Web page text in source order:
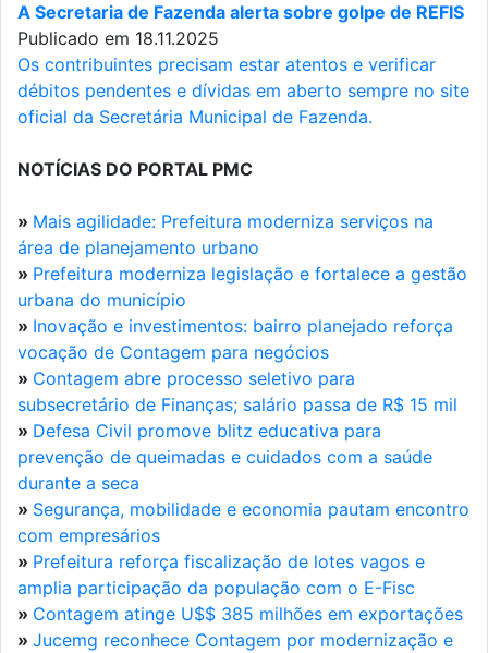
A Secretaria de Fazenda alerta sobre golpe de REFIS
Publicado em 18.11.2025
Os contribuintes precisam estar atentos e verificar
débitos pendentes e dívidas em aberto sempre no site
oficial da Secretária Municipal de Fazenda.
NOTÍCIAS DO PORTAL PMC
» Mais agilidade: Prefeitura moderniza serviços na
área de planejamento urbano
» Prefeitura moderniza legislação e fortalece a gestão
urbana do município
» Inovação e investimentos: bairro planejado reforça
vocação de Contagem para negócios
» Contagem abre processo seletivo para
subsecretário de Finanças; salário passa de R$ 15 mil
» Defesa Civil promove blitz educativa para
prevenção de queimadas e cuidados com a saúde
durante a seca
» Segurança, mobilidade e economia pautam encontro
com empresários
» Prefeitura reforça fiscalização de lotes vagos e
amplia participação da população com o E-Fisc
» Contagem atinge U$$ 385 milhões em exportações
» Jucemg reconhece Contagem por modernização e